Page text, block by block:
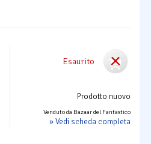
Esaurito
Prodotto nuovo
Venduto da Bazaar del Fantastico
» Vedi scheda completa